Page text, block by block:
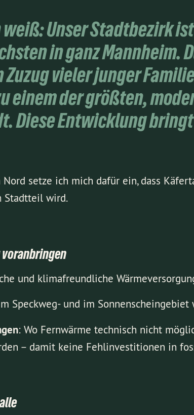
Unser Stadtbezirk
in ganz Mannheim.
vieler junger
einem der größten,
Diese Entwicklung bringt
setze ich mich dafür ein, dass
Stadtteil wird.
und klimafreundliche
Speckweg- und im
: Wo Fernwärme technisch nicht
– damit keine Fehlinvestitionen in